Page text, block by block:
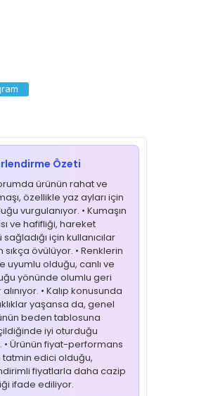
Özeti
ürünün rahat ve
özellikle yaz ayları için
vurgulanıyor. • Kumaşın
ve hafifliği, hareket
için kullanıcılar
sıkça övülüyor. • Renklerin
uyumlu olduğu, canlı ve
yönünde olumlu geri
• Kalıp konusunda
yaşansa da, genel
beden tablosuna
iyi oturduğu
• Ürünün fiyat-performans
tatmin edici olduğu,
fiyatlarla daha cazip
ifade ediliyor.